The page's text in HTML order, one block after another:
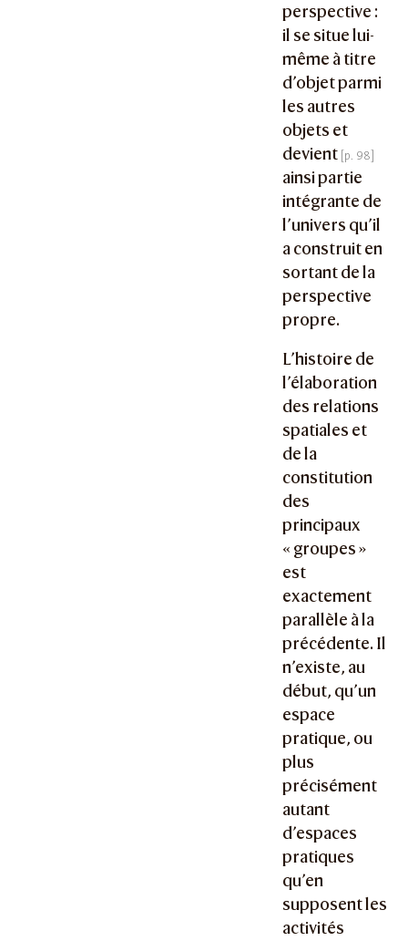
perspective :
il se situe lui-
même à titre
d’objet parmi
les autres
objets et
devient
ainsi partie
intégrante de
l’univers qu’il
a construit en
sortant de la
perspective
propre.
L’histoire de
l’élaboration
des relations
spatiales et
de la
constitution
des
principaux
« groupes »
est
exactement
parallèle à la
précédente. Il
n’existe, au
début, qu’un
espace
pratique, ou
plus
précisément
autant
d’espaces
pratiques
qu’en
supposent les
activités